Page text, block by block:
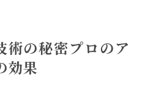
術の秘密プロのア
効果